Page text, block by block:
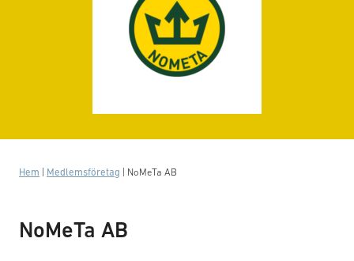
Hem Medlemsföretag NoMeTa AB
NoMeTa AB